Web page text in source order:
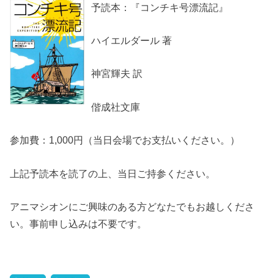
予読本：『コンチキ号漂流記』
ハイエルダール 著
神宮輝夫 訳
偕成社文庫
参加費：1,000円（当日会場でお支払いください。）
上記予読本を読了の上、当日ご持参ください。
アニマシオンにご興味のある方どなたでもお越しくださ
い。事前申し込みは不要です。